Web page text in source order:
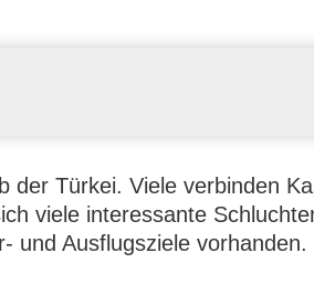
der Türkei. Viele verbinden
viele interessante
und Ausflugsziele vorhanden.